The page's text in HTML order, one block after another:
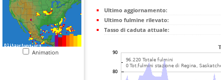
Animation
Ultimo aggiornamento:
Ultimo fulmine rilevato:
Tasso di caduta attuale: